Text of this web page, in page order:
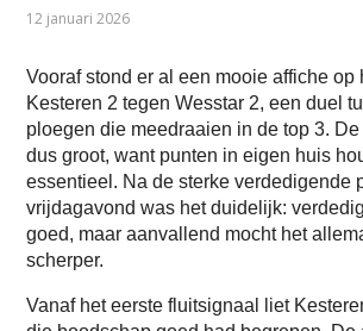
12 januari 2026
Vooraf stond er al een mooie affiche op
Kesteren 2 tegen Wesstar 2, een duel
ploegen die meedraaien in de top 3.
dus groot, want punten in eigen huis
essentieel. Na de sterke verdedigende
vrijdagavond was het duidelijk:
goed, maar aanvallend mocht het
scherper.
Vanaf het eerste fluitsignaal liet